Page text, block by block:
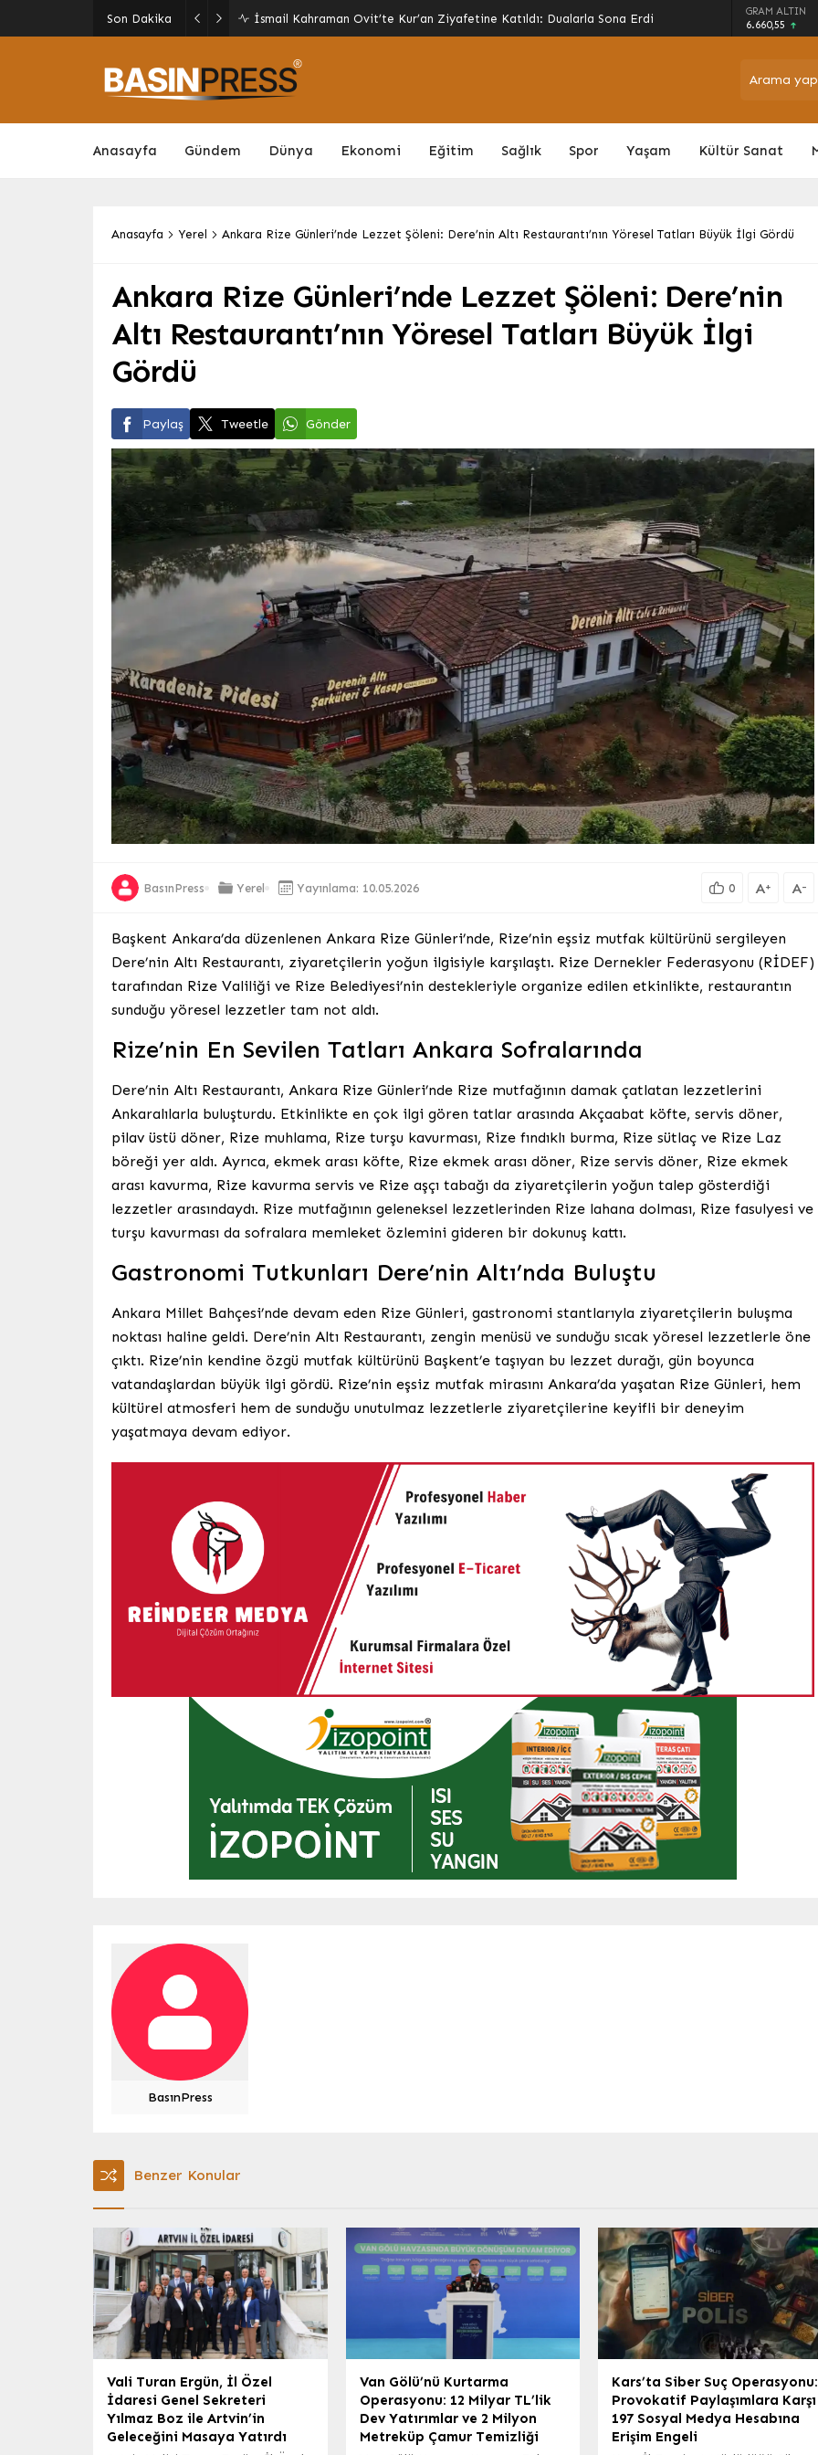
Son Dakika
Malatya’da Ulaşım Yatırımlarında Son Perde: Havalimanı Eylül’de, Çevre
Yolu Ekim’de Açılıyor
GRAM ALTIN
6.660,55
Anasayfa Gündem Dünya Ekonomi Eğitim Sağlık Spor Yaşam Kültür Sanat
Anasayfa Yerel Ankara Rize Günleri’nde Lezzet Şöleni: Dere’nin Altı Restaurantı’nın Yöresel Tatları Büyük İlgi Gördü
Ankara Rize Günleri’nde Lezzet Şöleni: Dere’nin
Altı Restaurantı’nın Yöresel Tatları Büyük İlgi
Gördü
Paylaş Tweetle Gönder
BasınPress Yerel Yayınlama: 10.05.2026 0 A+ A-
Başkent Ankara’da düzenlenen Ankara Rize Günleri’nde, Rize’nin eşsiz mutfak kültürünü sergileyen
Dere’nin Altı Restaurantı, ziyaretçilerin yoğun ilgisiyle karşılaştı. Rize Dernekler Federasyonu (RİDEF)
tarafından Rize Valiliği ve Rize Belediyesi’nin destekleriyle organize edilen etkinlikte, restaurantın
sunduğu yöresel lezzetler tam not aldı.
Rize’nin En Sevilen Tatları Ankara Sofralarında
Dere’nin Altı Restaurantı, Ankara Rize Günleri’nde Rize mutfağının damak çatlatan lezzetlerini
Ankaralılarla buluşturdu. Etkinlikte en çok ilgi gören tatlar arasında Akçaabat köfte, servis döner,
pilav üstü döner, Rize muhlama, Rize turşu kavurması, Rize fındıklı burma, Rize sütlaç ve Rize Laz
böreği yer aldı. Ayrıca, ekmek arası köfte, Rize ekmek arası döner, Rize servis döner, Rize ekmek
arası kavurma, Rize kavurma servis ve Rize aşçı tabağı da ziyaretçilerin yoğun talep gösterdiği
lezzetler arasındaydı. Rize mutfağının geleneksel lezzetlerinden Rize lahana dolması, Rize fasulyesi ve
turşu kavurması da sofralara memleket özlemini gideren bir dokunuş kattı.
Gastronomi Tutkunları Dere’nin Altı’nda Buluştu
Ankara Millet Bahçesi’nde devam eden Rize Günleri, gastronomi stantlarıyla ziyaretçilerin buluşma
noktası haline geldi. Dere’nin Altı Restaurantı, zengin menüsü ve sunduğu sıcak yöresel lezzetlerle öne
çıktı. Rize’nin kendine özgü mutfak kültürünü Başkent’e taşıyan bu lezzet durağı, gün boyunca
vatandaşlardan büyük ilgi gördü. Rize’nin eşsiz mutfak mirasını Ankara’da yaşatan Rize Günleri, hem
kültürel atmosferi hem de sunduğu unutulmaz lezzetlerle ziyaretçilerine keyifli bir deneyim
yaşatmaya devam ediyor.
BasınPress
Benzer Konular
Vali Turan Ergün, İl Özel
İdaresi Genel Sekreteri
Yılmaz Boz ile Artvin’in
Geleceğini Masaya Yatırdı
Van Gölü’nü Kurtarma
Operasyonu: 12 Milyar TL’lik
Dev Yatırımlar ve 2 Milyon
Metreküp Çamur Temizliği
Kars’ta Siber Suç Operasyonu:
Provokatif Paylaşımlara Karşı
197 Sosyal Medya Hesabına
Erişim Engeli